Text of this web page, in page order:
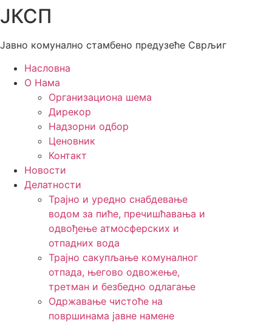
Скочите
на
садржај
ЈКСП
Јавно комунално стамбено предузеће Сврљиг
Насловна
О Нама
Организациона шема
Дирекор
Надзорни одбор
Ценовник
Контакт
Новости
Делатности
Трајно и уредно снабдевање
водом за пиће, пречишћавања и
одвођење атмосферских и
отпадних вода
Трајно сакупљање комуналног
отпада, његово одвожење,
третман и безбедно одлагање
Одржавање чистоће на
површинама јавне намене